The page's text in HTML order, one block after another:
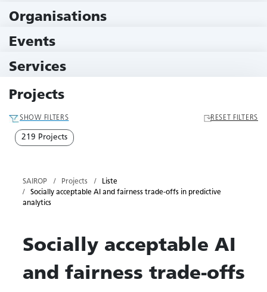
Organisations
Events
Services
Projects
SHOW FILTERS RESET FILTERS
219 Projects
SAIROP Projects
Liste
Socially acceptable AI and fairness trade-offs in predictive
analytics
Socially acceptable AI
and fairness trade-offs